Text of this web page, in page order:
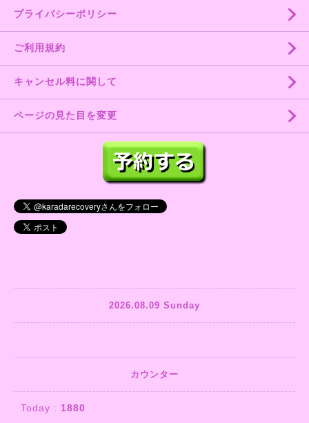
プライバシーポリシー
ご利用規約
キャンセル料に関して
ページの見た目を変更
2026.08.09 Sunday
カウンター
Today : 1880